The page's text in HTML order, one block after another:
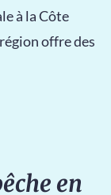
à la Côte
offre des
en